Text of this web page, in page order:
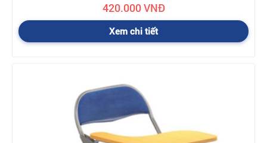
420.000 VNĐ
Xem chi tiết